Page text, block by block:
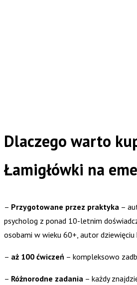
Dlaczego warto
Łamigłówki na
– Przygotowane przez praktyka –
psycholog z ponad 10-letnim
osobami w wieku 60+, autor dziewięciu
– aż 100 ćwiczeń – kompleksowo
– Różnorodne zadania – każdy